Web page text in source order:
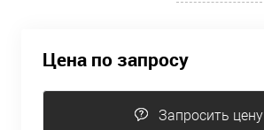
Цена по запросу
Запросить цену